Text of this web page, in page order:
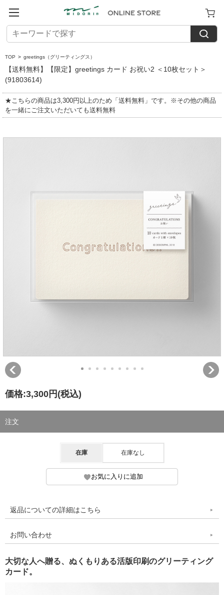
TOP > greetings（グリーティングス）
【送料無料】【限定】greetings カード お祝い2 ＜10枚セット＞
(91803614)
★こちらの商品は3,300円以上のため「送料無料」です。※その他の商品
を一緒にご注文いただいても送料無料
価格:3,300円 (税込)
注文
在庫 在庫なし
返品についての詳細はこちら
お問い合わせ
大切な人へ贈る、ぬくもりある活版印刷のグリーティング
カード。